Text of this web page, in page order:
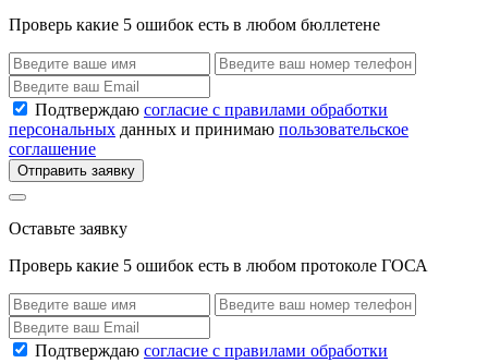
Проверь какие 5 ошибок есть в любом бюллетене
Подтверждаю согласие с правилами обработки
персональных данных и принимаю пользовательское
соглашение
Отправить заявку
Оставьте заявку
Проверь какие 5 ошибок есть в любом протоколе ГОСА
Подтверждаю согласие с правилами обработки